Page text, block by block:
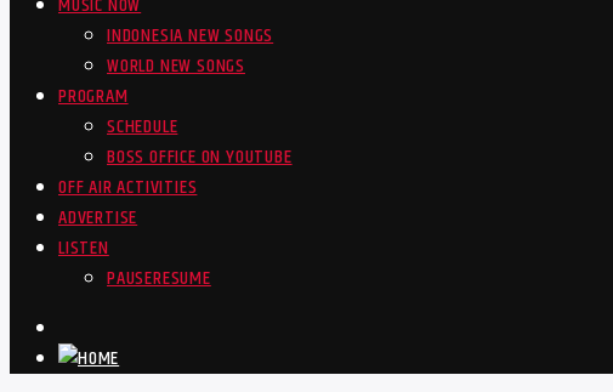
INDONESIA NEW SONGS
WORLD NEW SONGS
PROGRAM
SCHEDULE
BOSS OFFICE ON YOUTUBE
OFF AIR ACTIVITIES
ADVERTISE
LISTEN
PAUSERESUME